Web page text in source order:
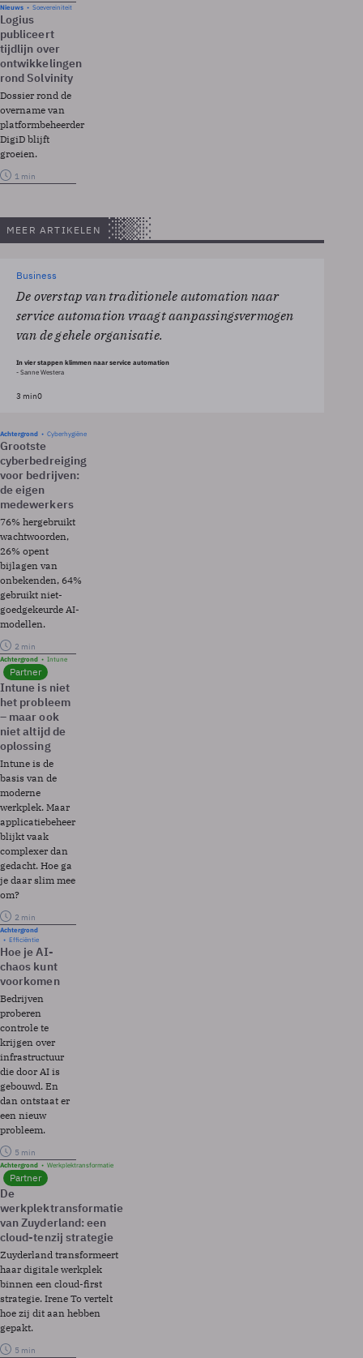
Nieuws Soevereiniteit
Logius
publiceert
tijdlijn over
ontwikkelingen
rond Solvinity
Dossier rond de
overname van
platformbeheerder
DigiD blijft
groeien.
1 min
MEER ARTIKELEN
Business
De overstap van traditionele automation naar
service automation vraagt aanpassingsvermogen
van de gehele organisatie.
In vier stappen klimmen naar service automation
- Sanne Westera
3 min0
Achtergrond Cyberhygiëne
Grootste
cyberbedreiging
voor bedrijven:
de eigen
medewerkers
76% hergebruikt
wachtwoorden,
26% opent
bijlagen van
onbekenden, 64%
gebruikt niet-
goedgekeurde AI-
modellen.
2 min
Achtergrond Intune
Partner
Intune is niet
het probleem
– maar ook
niet altijd de
oplossing
Intune is de
basis van de
moderne
werkplek. Maar
applicatiebeheer
blijkt vaak
complexer dan
gedacht. Hoe ga
je daar slim mee
om?
2 min
Achtergrond
Efficiëntie
Hoe je AI-
chaos kunt
voorkomen
Bedrijven
proberen
controle te
krijgen over
infrastructuur
die door AI is
gebouwd. En
dan ontstaat er
een nieuw
probleem.
5 min
Achtergrond Werkplektransformatie
Partner
De
werkplektransformatie
van Zuyderland: een
cloud-tenzij strategie
Zuyderland transformeert
haar digitale werkplek
binnen een cloud-first
strategie. Irene To vertelt
hoe zij dit aan hebben
gepakt.
5 min